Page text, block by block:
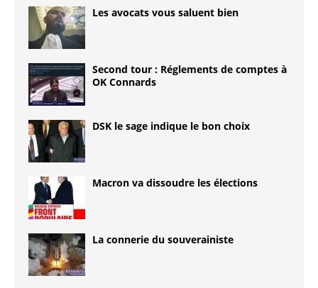
Les avocats vous saluent bien
Second tour : Réglements de comptes à
OK Connards
DSK le sage indique le bon choix
Macron va dissoudre les élections
La connerie du souverainiste